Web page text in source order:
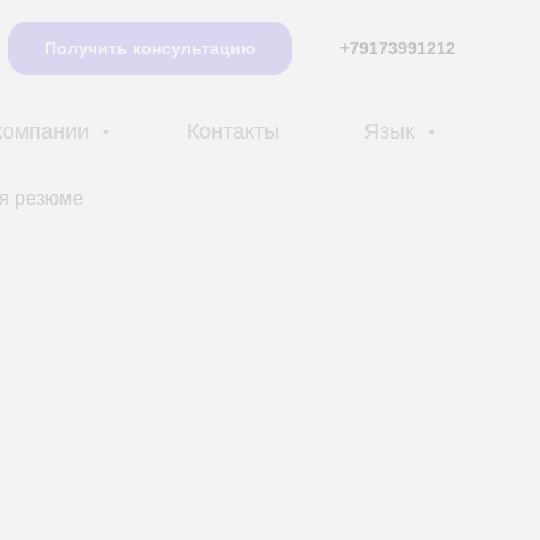
Получить консультацию +79173991212
Контакты Язык
резюме